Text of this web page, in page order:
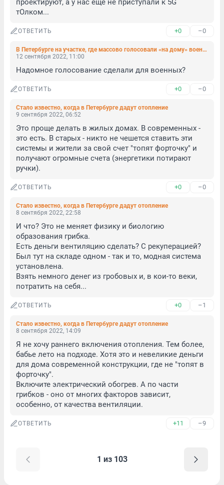
проектируют, а у нас еще не приступали к 5G
тОлком...
ОТВЕТИТЬ +0 –0
В Петербурге на участке, где массово голосовали «на дому» военные, заметили чересчур похожие галки
12 сентября 2022, 11:00
Надомное голосование сделали для военных?
ОТВЕТИТЬ +0 –0
Стало известно, когда в Петербурге дадут отопление
9 сентября 2022, 06:52
Это проще делать в жилых домах. В современных -
это есть. В старых - никто не чешется ставить эти
системы и жители за свой счет "топят форточку" и
получают огромные счета (энергетики потирают
ручки).
ОТВЕТИТЬ +0 –0
Стало известно, когда в Петербурге дадут отопление
8 сентября 2022, 22:58
И что? Это не меняет физику и биологию
образования грибка.
Есть деньги вентиляцию сделать? С рекуперацией?
Был тут на складе одном - так и то, модная система
установлена.
Взять немного денег из гробовых и, в кои-то веки,
потратить на себя...
ОТВЕТИТЬ +0 –1
Стало известно, когда в Петербурге дадут отопление
8 сентября 2022, 14:09
Я не хочу раннего включения отопления. Тем более,
бабье лето на подходе. Хотя это и невеликие деньги
для дома современной конструкции, где не "топят в
форточку".
Включите электрический обогрев. А по части
грибков - оно от многих факторов зависит,
особенно, от качества вентиляции.
ОТВЕТИТЬ +11 –9
1 из 103